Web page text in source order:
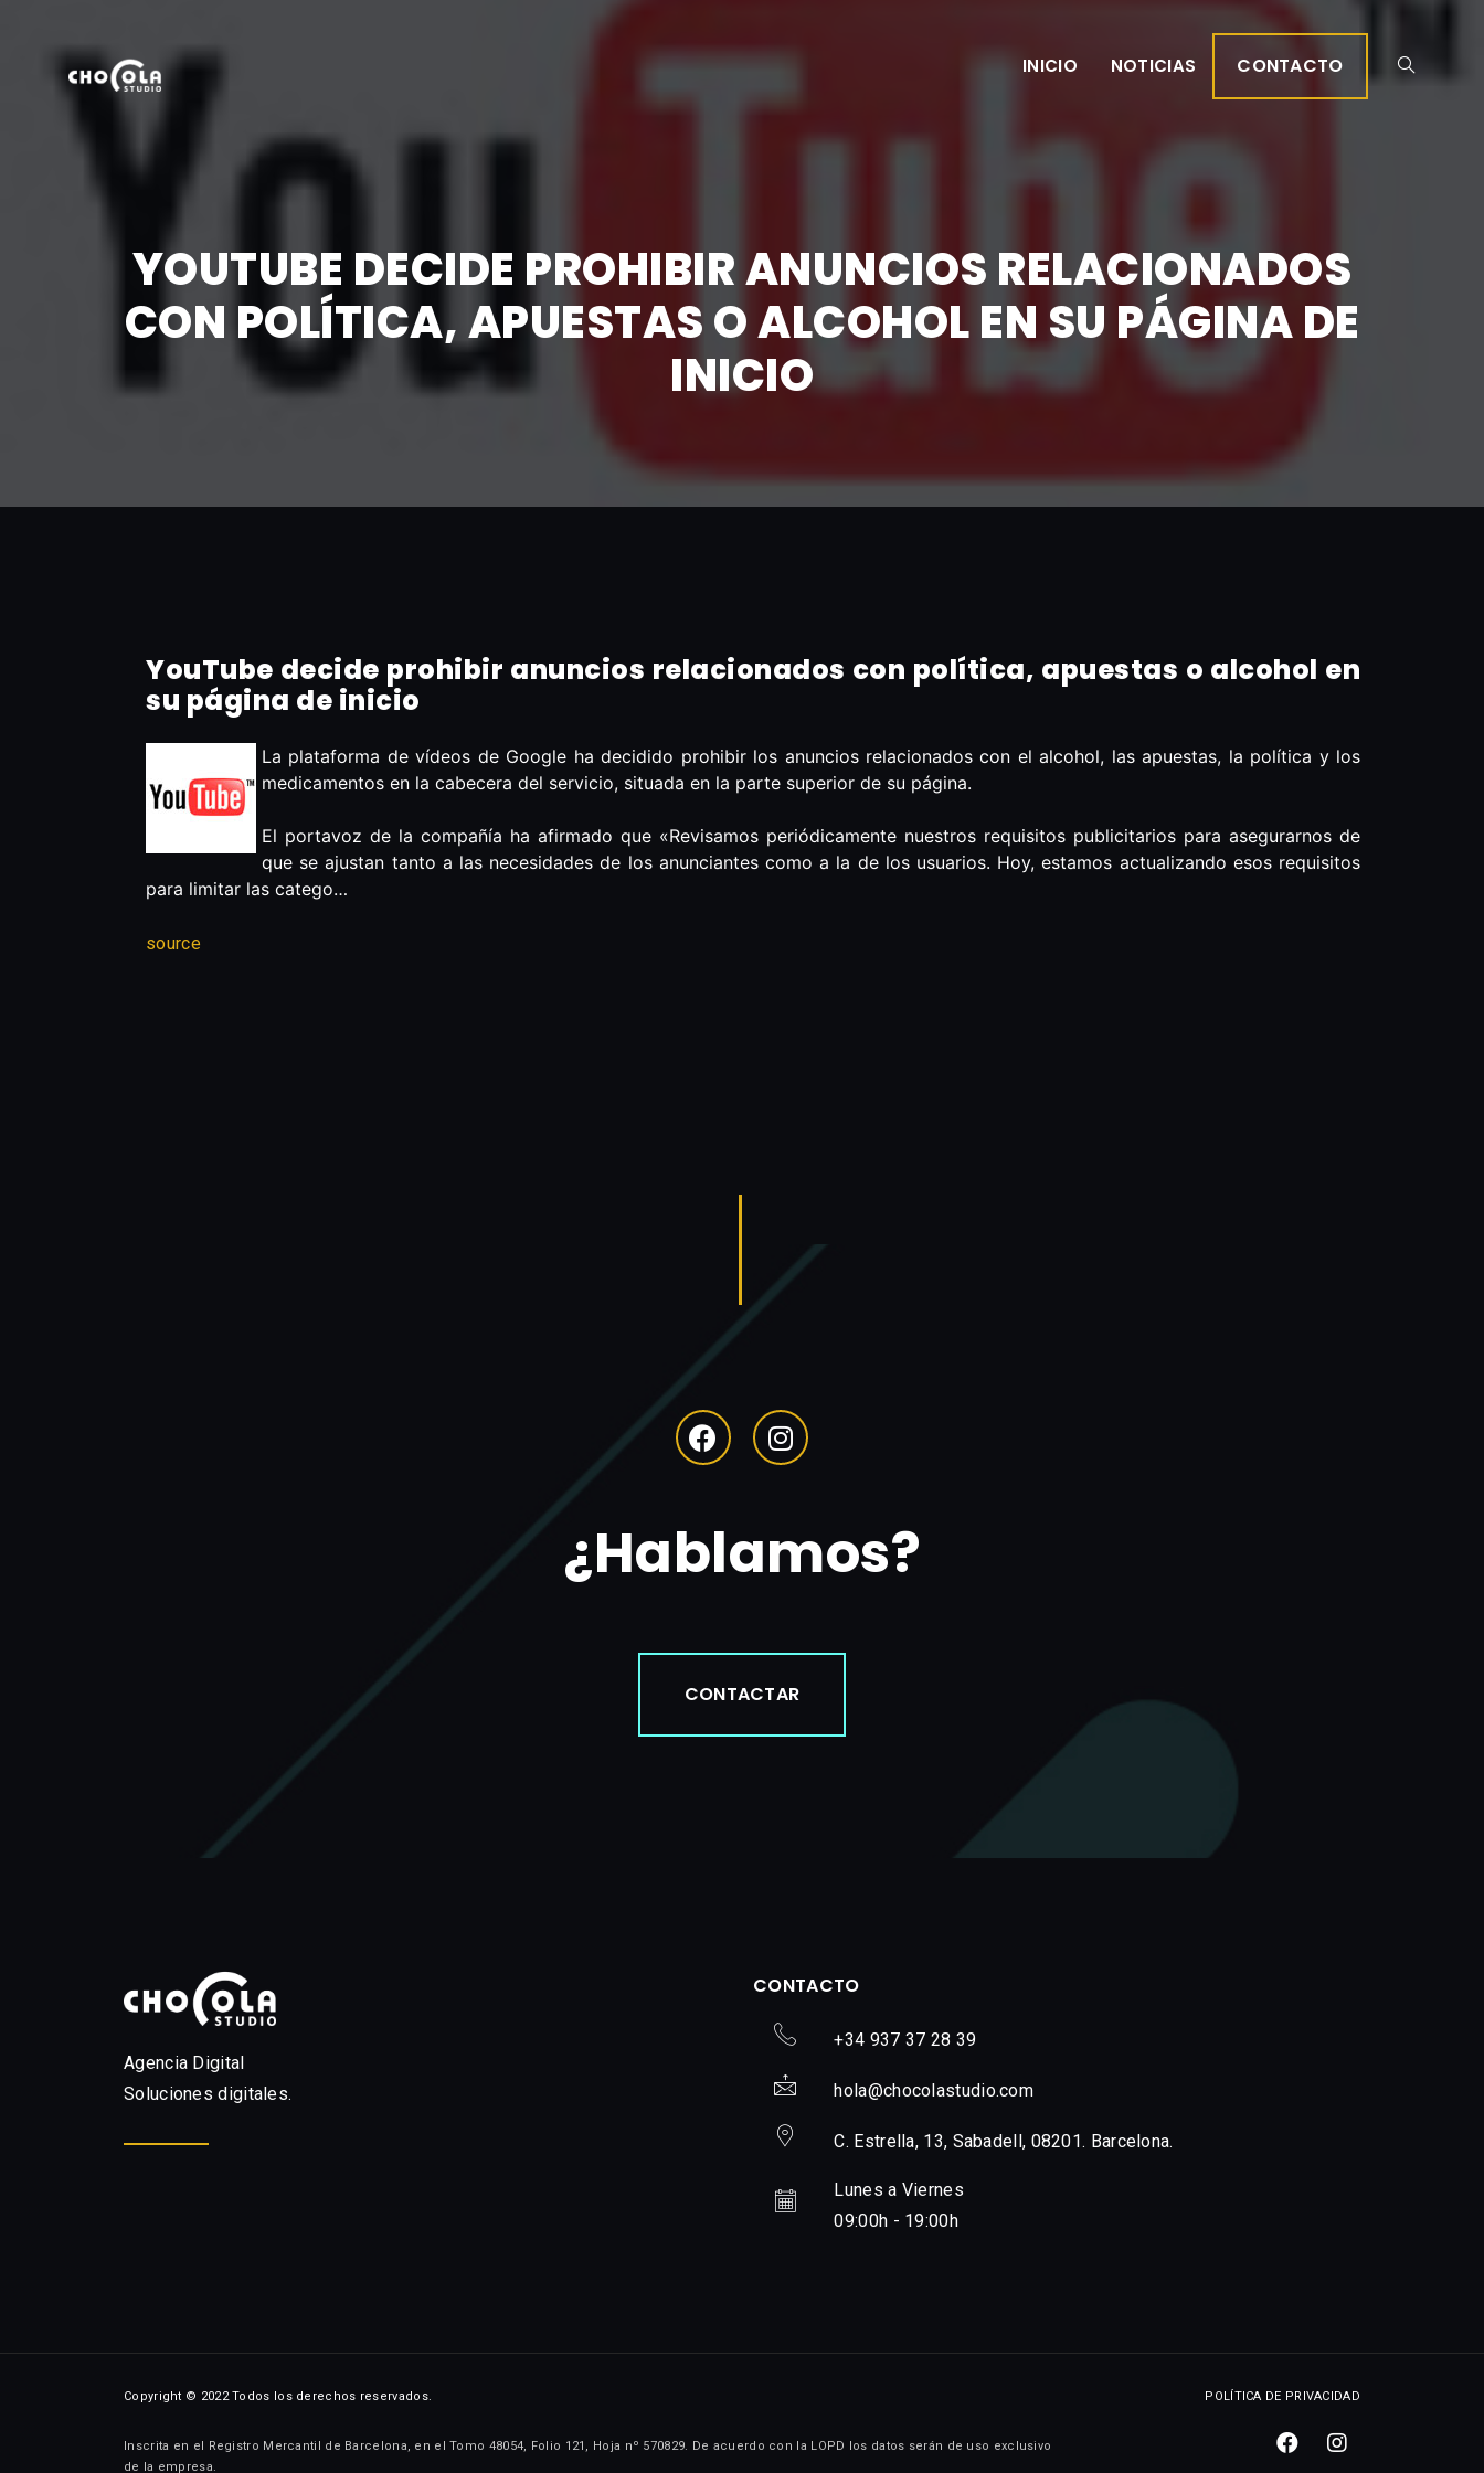
INICIO NOTICIAS CONTACTO
YOUTUBE DECIDE PROHIBIR ANUNCIOS RELACIONADOS
CON POLÍTICA, APUESTAS O ALCOHOL EN SU PÁGINA DE
INICIO
YouTube decide prohibir anuncios relacionados con política, apuestas o alcohol en
su página de inicio
La plataforma de vídeos de Google ha decidido prohibir los anuncios relacionados con el alcohol, las apuestas, la política y los
medicamentos en la cabecera del servicio, situada en la parte superior de su página.
El portavoz de la compañía ha afirmado que «Revisamos periódicamente nuestros requisitos publicitarios para asegurarnos de
que se ajustan tanto a las necesidades de los anunciantes como a la de los usuarios. Hoy, estamos actualizando esos requisitos
para limitar las catego…
source
¿Hablamos?
CONTACTAR
Agencia Digital
Soluciones digitales.
CONTACTO
+34 937 37 28 39
hola@chocolastudio.com
C. Estrella, 13, Sabadell, 08201. Barcelona.
Lunes a Viernes
09:00h - 19:00h
Copyright © 2022 Todos los derechos reservados. POLÍTICA DE PRIVACIDAD
Inscrita en el Registro Mercantil de Barcelona, en el Tomo 48054, Folio 121, Hoja nº 570829. De acuerdo con la LOPD los datos serán de uso exclusivo
de la empresa.